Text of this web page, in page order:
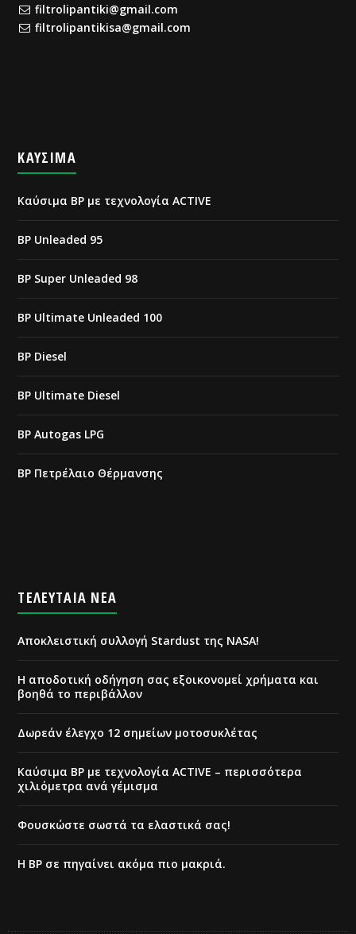
filtrolipantiki@gmail.com
filtrolipantikisa@gmail.com
ΚΑΥΣΙΜΑ
Καύσιμα BP με τεχνολογία ACTIVE
BP Unleaded 95
BP Super Unleaded 98
BP Ultimate Unleaded 100
BP Diesel
BP Ultimate Diesel
BP Autogas LPG
BP Πετρέλαιο Θέρμανσης
ΤΕΛΕΥΤΑΙΑ ΝΕΑ
Αποκλειστική συλλογή Stardust της NASA!
Η αποδοτική οδήγηση σας εξοικονομεί χρήματα και
βοηθά το περιβάλλον
Δωρεάν έλεγχο 12 σημείων μοτοσυκλέτας
Καύσιμα ΒΡ με τεχνολογία ACTIVE – περισσότερα
χιλιόμετρα ανά γέμισμα
Φουσκώστε σωστά τα ελαστικά σας!
Η BP σε πηγαίνει ακόμα πιο μακριά.